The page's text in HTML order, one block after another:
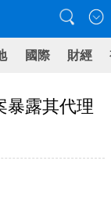
國際 財經
暴露其代理